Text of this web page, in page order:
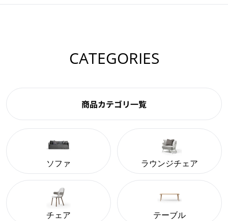
CATEGORIES
商品カテゴリ一覧
ソファ ラウンジチェア
チェア テーブル